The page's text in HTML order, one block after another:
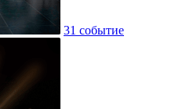
31 событие